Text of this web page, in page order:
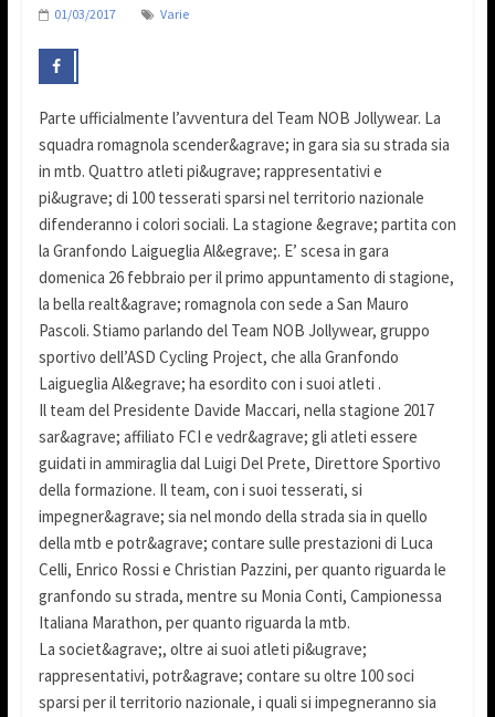
01/03/2017 Varie
Parte ufficialmente l’avventura del Team NOB Jollywear. La
squadra romagnola scender&agrave; in gara sia su strada sia
in mtb. Quattro atleti pi&ugrave; rappresentativi e
pi&ugrave; di 100 tesserati sparsi nel territorio nazionale
difenderanno i colori sociali. La stagione &egrave; partita con
la Granfondo Laigueglia Al&egrave;. E’ scesa in gara
domenica 26 febbraio per il primo appuntamento di stagione,
la bella realt&agrave; romagnola con sede a San Mauro
Pascoli. Stiamo parlando del Team NOB Jollywear, gruppo
sportivo dell’ASD Cycling Project, che alla Granfondo
Laigueglia Al&egrave; ha esordito con i suoi atleti .
Il team del Presidente Davide Maccari, nella stagione 2017
sar&agrave; affiliato FCI e vedr&agrave; gli atleti essere
guidati in ammiraglia dal Luigi Del Prete, Direttore Sportivo
della formazione. Il team, con i suoi tesserati, si
impegner&agrave; sia nel mondo della strada sia in quello
della mtb e potr&agrave; contare sulle prestazioni di Luca
Celli, Enrico Rossi e Christian Pazzini, per quanto riguarda le
granfondo su strada, mentre su Monia Conti, Campionessa
Italiana Marathon, per quanto riguarda la mtb.
La societ&agrave;, oltre ai suoi atleti pi&ugrave;
rappresentativi, potr&agrave; contare su oltre 100 soci
sparsi per il territorio nazionale, i quali si impegneranno sia